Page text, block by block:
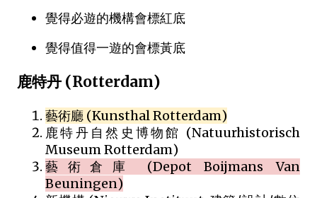
覺得必遊的機構會標紅底
覺得值得一遊的會標黃底
鹿特丹 (Rotterdam)
藝術廳 (Kunsthal Rotterdam)
鹿特丹自然史博物館 (Natuurhistorisch
Museum Rotterdam)
藝術倉庫 (Depot Boijmans Van
Beuningen)